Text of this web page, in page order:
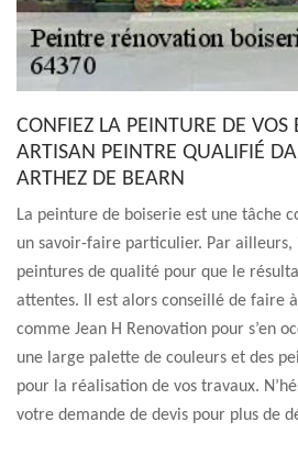
CONFIEZ LA PEINTURE DE VOS
ARTISAN PEINTRE QUALIFIÉ
ARTHEZ DE BEARN
La peinture de boiserie est une tâche
un savoir-faire particulier. Par
peintures de qualité pour que le
attentes. Il est alors conseillé de faire
comme Jean H Renovation pour s’en
une large palette de couleurs et des
pour la réalisation de vos travaux.
votre demande de devis pour plus de